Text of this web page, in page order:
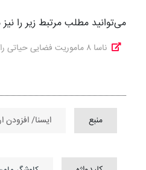
می‌توانید مطلب مرتبط زیر را نیز
ناسا ۸ ماموریت فضایی حیاتی را تمدید کرد
منبع ایسنا/ افزودن